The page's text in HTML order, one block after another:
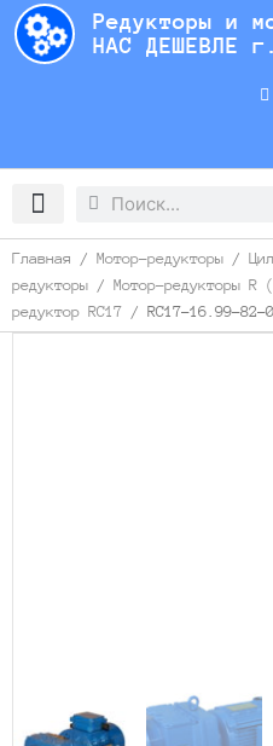
Перейти
содержимому
Редукторы и
НАС ДЕШЕВЛЕ
Search
Search
Главная / Мотор-редукторы /
редукторы / Мотор-редукторы R
редуктор RC17 / RC17-16.99-82-